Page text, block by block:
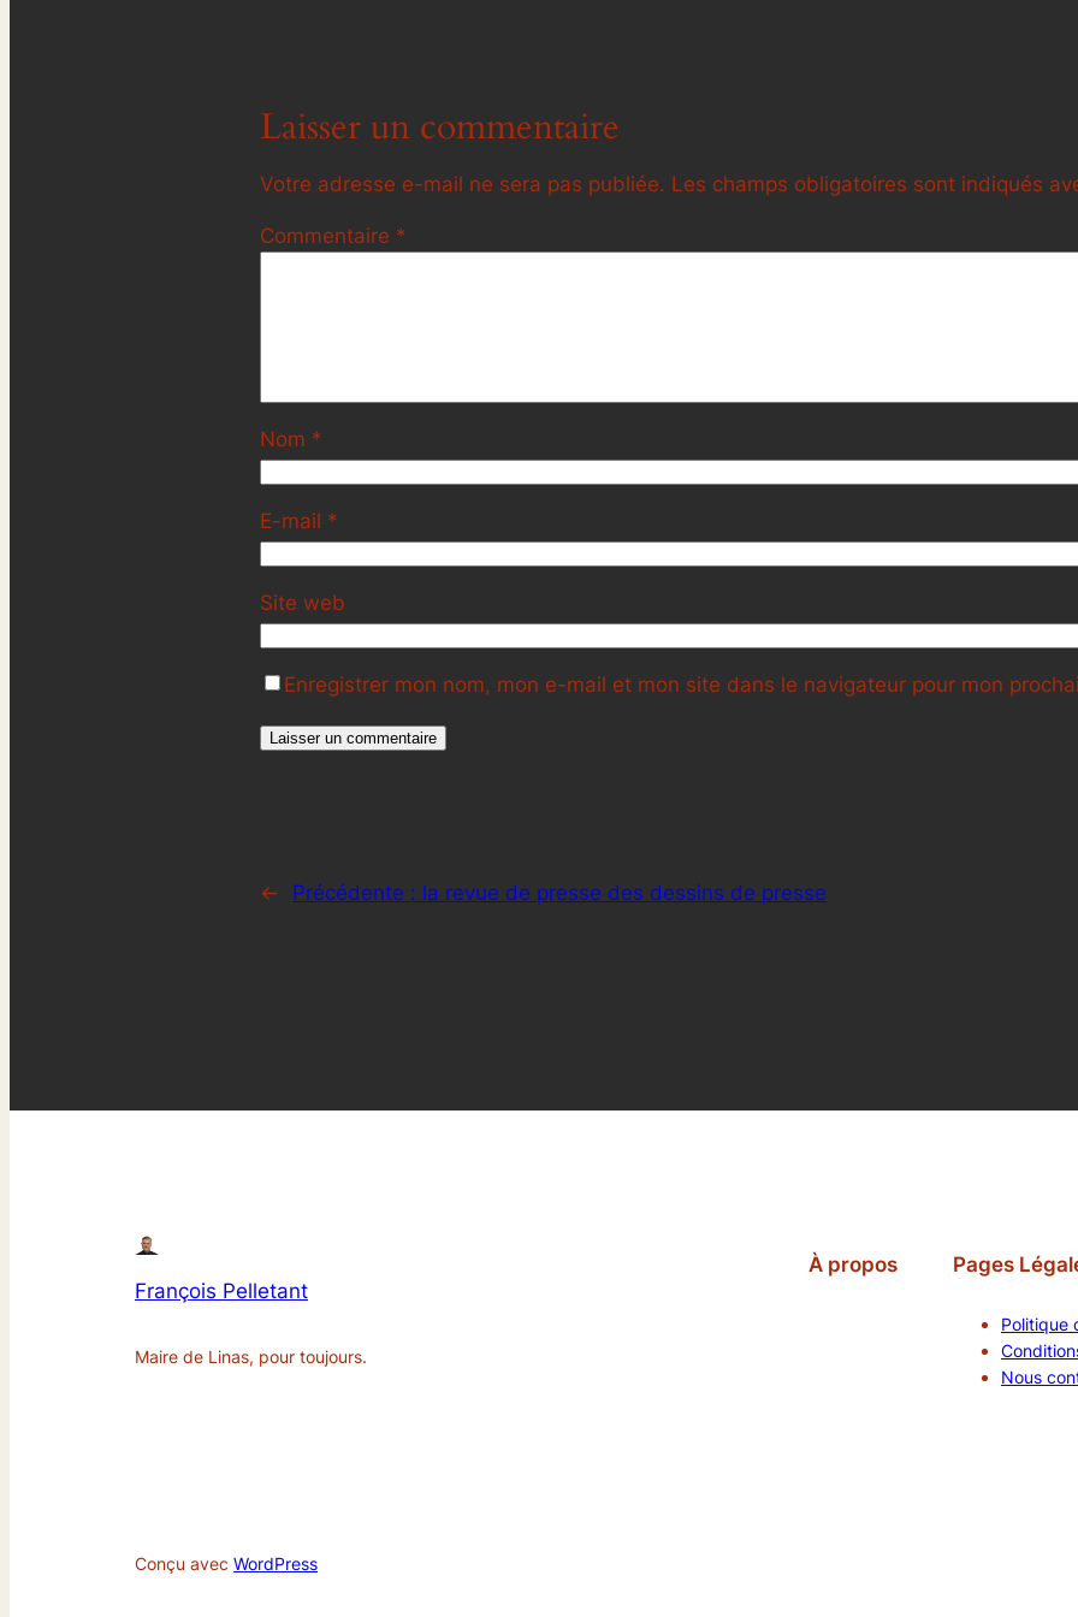
Laisser un commentaire
Votre adresse e-mail ne sera pas publiée. Les champs obligatoires sont indiqués
Commentaire *
Nom *
E-mail *
Site web
Enregistrer mon nom, mon e-mail et mon site dans le navigateur pour mon
← Précédente : la revue de presse des dessins de presse
François Pelletant
Maire de Linas, pour toujours.
À propos Pages
Politique
Nous
Conçu avec WordPress